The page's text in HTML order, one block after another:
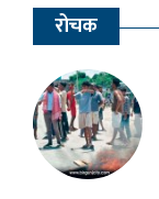
रोचक